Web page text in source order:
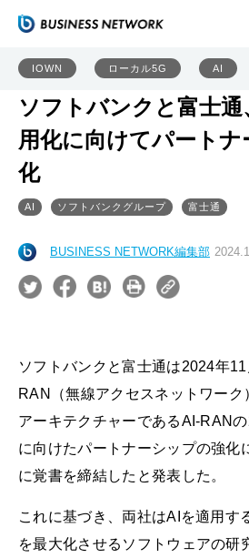
IOWN ローカル5G AI
ソフトバンクと富士
用化に向けてパート
化
AI ソフトバンクグループ 富士通
BUSINESS NETWORK編集部
ソフトバンクと富士通は2024年
RAN（無線アクセスネットワーク
アーキテクチャーであるAI-RAN
に向けたパートナーシップの強化
に覚書を締結したと発表した。
これに基づき、両社はAIを適用す
を最大化させるソフトウェアの研